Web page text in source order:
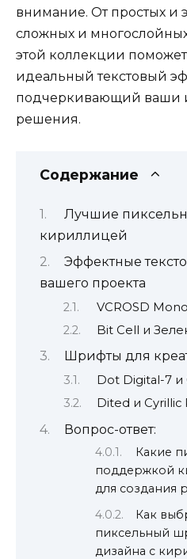
внимание. От простых и
сложных и
этой коллекции поможет
идеальный текстовый
подчеркивающий ваши
решения.
Содержание
Лучшие
кириллицей
Эффектные
вашего проекта
VCROSD
Bit Cell и
Шрифты для
Dot Digital-7 и
Dited и Cyrillic
Вопрос-ответ:
Какие
поддержкой
для создания
Как
пиксельный
дизайна с